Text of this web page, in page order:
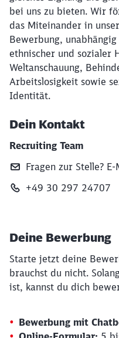
bei uns zu bieten. Wir
das Miteinander in
Bewerbung,
ethnischer und sozialer
Weltanschauung,
Arbeitslosigkeit sowie
Identität.
Dein Kontakt
Recruiting Team
Fragen zur Stelle?
+49 30 297 24707
Deine Bewerbung
Starte jetzt deine
brauchst du nicht.
ist, kannst du dich
Bewerbung mit